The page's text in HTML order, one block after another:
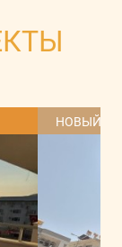
НОВЫЙ